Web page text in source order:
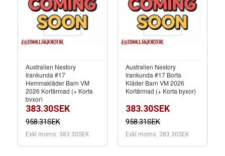
Australien Nestory
Irankunda #17
Hemmakläder Barn VM
2026 Kortärmad (+ Korta
byxor)
383.30SEK
958.31SEK
Exkl moms: 383.30SEK
Australien Nestory
Irankunda #17 Borta
Kläder Barn VM 2026
Kortärmad (+ Korta byxor)
383.30SEK
958.31SEK
Exkl moms: 383.30SEK